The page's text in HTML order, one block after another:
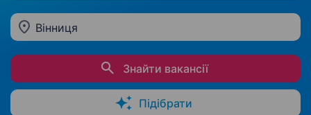
Вінниця
Знайти вакансії
Підібрати